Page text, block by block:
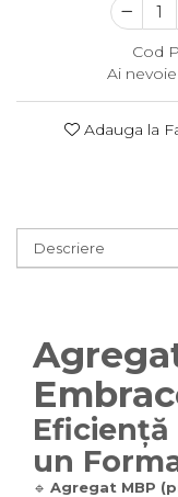
Cod
Ai
Adauga la
Descriere
Eficiență
un
🔹 Agregat MBP